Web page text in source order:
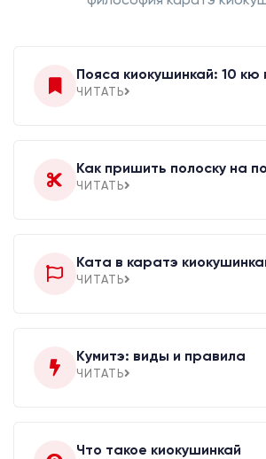
Пояса киокушинкай: 10 кю
ЧИТАТЬ
Как пришить полоску на
ЧИТАТЬ
Ката в каратэ
ЧИТАТЬ
Кумитэ: виды и правила
ЧИТАТЬ
Что такое киокушинкай